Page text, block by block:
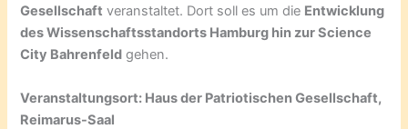
Gesellschaft veranstaltet. Dort soll es um die Entwicklung
des Wissenschaftsstandorts Hamburg hin zur Science
City Bahrenfeld gehen.
Veranstaltungsort: Haus der Patriotischen Gesellschaft,
Reimarus-Saal